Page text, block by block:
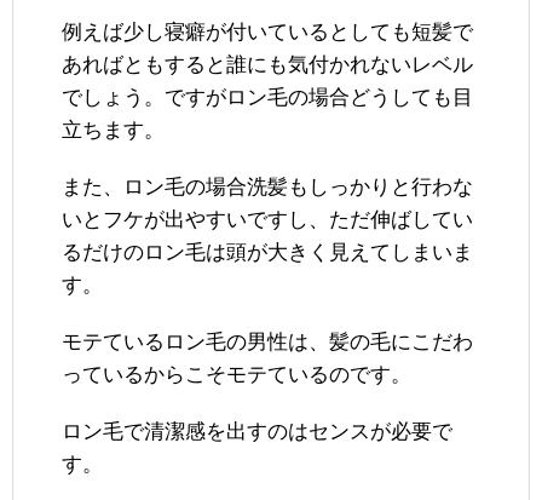
例えば少し寝癖が付いているとしても短髪で
あればともすると誰にも気付かれないレベル
でしょう。ですがロン毛の場合どうしても目
立ちます。
また、ロン毛の場合洗髪もしっかりと行わな
いとフケが出やすいですし、ただ伸ばしてい
るだけのロン毛は頭が大きく見えてしまいま
す。
モテているロン毛の男性は、髪の毛にこだわ
っているからこそモテているのです。
ロン毛で清潔感を出すのはセンスが必要で
す。